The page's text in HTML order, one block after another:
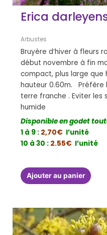
Erica
Arbustes
Bruyère d’hiver à fleurs
début novembre à fin
compact, plus large que
hauteur 0.60m. Préfère
terre franche . Eviter
humide
Disponible en godet
1 à 9 : 2,70€ l’unité
10 à 30 : 2.55€ l’unité
Ajouter au panier